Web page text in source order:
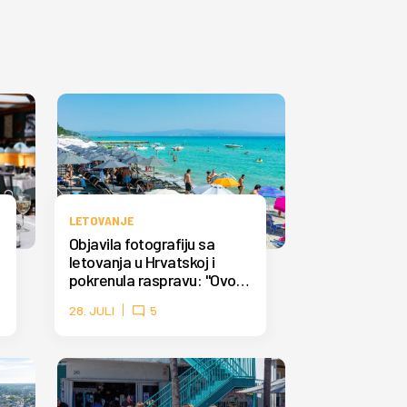
LETOVANJE
Objavila fotografiju sa
letovanja u Hrvatskoj i
pokrenula raspravu: "Ovo
28. JULI 5